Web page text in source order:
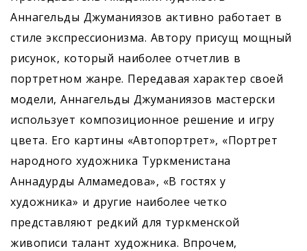
Аннагельды Джуманиязов активно работает в
стиле экспрессионизма. Автору присущ мощный
рисунок, который наиболее отчетлив в
портретном жанре. Передавая характер своей
модели, Аннагельды Джуманиязов мастерски
использует композиционное решение и игру
цвета. Его картины «Автопортрет», «Портрет
народного художника Туркменистана
Аннадурды Алмамедова», «В гостях у
художника» и другие наиболее четко
представляют редкий для туркменской
живописи талант художника. Впрочем,